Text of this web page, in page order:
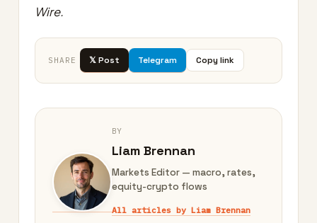
Wire.
SHARE 𝕏 Post Telegram Copy link
BY
Liam Brennan
Markets Editor — macro, rates,
equity-crypto flows
All articles by Liam Brennan